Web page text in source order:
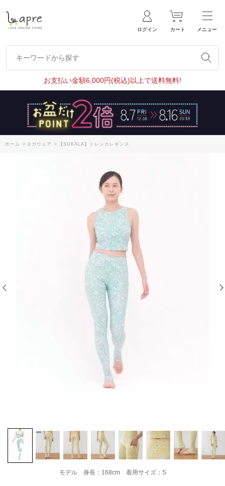
ログイン カート メニュー
キーワードから探す
キーワードから探す
お支払い金額6,000円(税込)以上で送料無料!
ホーム > ヨガウェア > 【SUKALA】トレンカレギンス
モデル 身長：168cm 着用サイズ：S